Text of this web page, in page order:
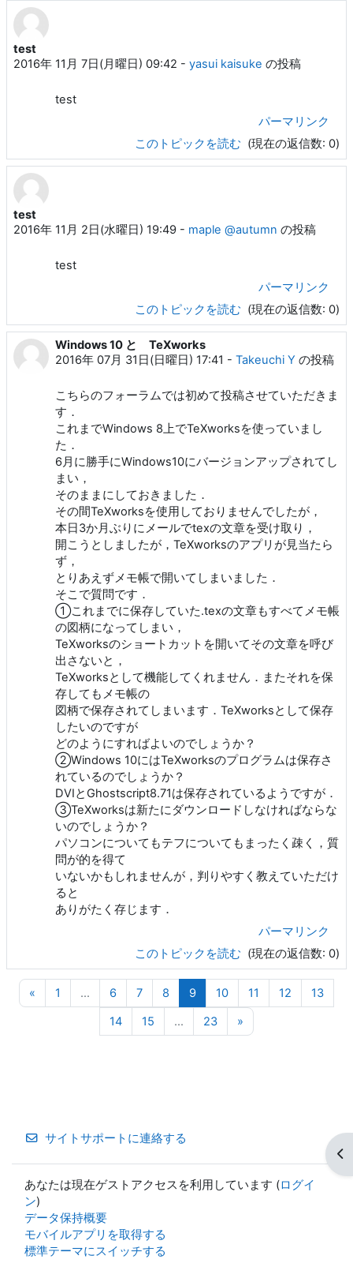
ブ
test
2016年 11月 7日(月曜日) 09:42 - yasui kaisuke の投稿
test
パーマリンク
このトピックを読む (現在の返信数: 0)
test
2016年 11月 2日(水曜日) 19:49 - maple @autumn の投稿
test
パーマリンク
このトピックを読む (現在の返信数: 0)
Windows 10 と TeXworks
2016年 07月 31日(日曜日) 17:41 - Takeuchi Y の投稿
こちらのフォーラムでは初めて投稿させていただきま
す．
これまでWindows 8上でTeXworksを使っていまし
た．
6月に勝手にWindows10にバージョンアップされてし
まい，
そのままにしておきました．
その間TeXworksを使用しておりませんでしたが，
本日3か月ぶりにメールでtexの文章を受け取り，
開こうとしましたが，TeXworksのアプリが見当たら
ず，
とりあえずメモ帳で開いてしまいました．
そこで質問です．
①これまでに保存していた.texの文章もすべてメモ帳
の図柄になってしまい，
TeXworksのショートカットを開いてその文章を呼び
出さないと，
TeXworksとして機能してくれません．またそれを保
存してもメモ帳の
図柄で保存されてしまいます．TeXworksとして保存
したいのですが
どのようにすればよいのでしょうか？
②Windows 10にはTeXworksのプログラムは保存さ
れているのでしょうか？
DVIとGhostscript8.71は保存されているようですが．
③TeXworksは新たにダウンロードしなければならな
いのでしょうか？
パソコンについてもテフについてもまったく疎く，質
問が的を得て
いないかもしれませんが，判りやすく教えていただけ
ると
ありがたく存じます．
パーマリンク
このトピックを読む (現在の返信数: 0)
« 前のページ
1 ページ 1
… 6ページ 6
7ページ 7
8 ページ 8
9ページ 9
10ページ 10
11 ページ 11
12 ページ 12
13ペー
14ページ 14
15ページ 15
… 23ページ 23
»次のページ
サイトサポートに連絡する
あなたは現在ゲストアクセスを利用しています (ログイ
ン)
データ保持概要
モバイルアプリを取得する
標準テーマにスイッチする